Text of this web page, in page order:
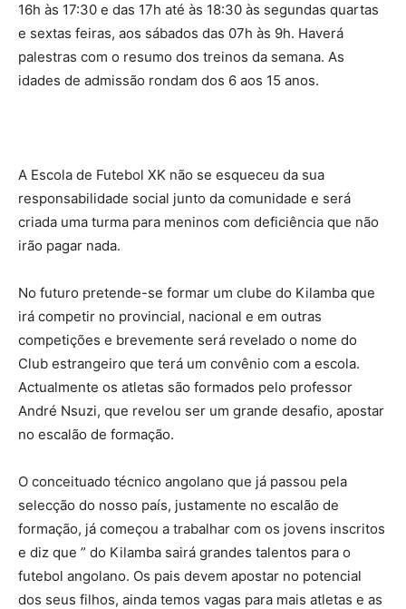
16h às 17:30 e das 17h até às 18:30 às segundas quartas
e sextas feiras, aos sábados das 07h às 9h. Haverá
palestras com o resumo dos treinos da semana. As
idades de admissão rondam dos 6 aos 15 anos.
A Escola de Futebol XK não se esqueceu da sua
responsabilidade social junto da comunidade e será
criada uma turma para meninos com deficiência que não
irão pagar nada.
No futuro pretende-se formar um clube do Kilamba que
irá competir no provincial, nacional e em outras
competições e brevemente será revelado o nome do
Club estrangeiro que terá um convênio com a escola.
Actualmente os atletas são formados pelo professor
André Nsuzi, que revelou ser um grande desafio, apostar
no escalão de formação.
O conceituado técnico angolano que já passou pela
selecção do nosso país, justamente no escalão de
formação, já começou a trabalhar com os jovens inscritos
e diz que ” do Kilamba sairá grandes talentos para o
futebol angolano. Os pais devem apostar no potencial
dos seus filhos, ainda temos vagas para mais atletas e as